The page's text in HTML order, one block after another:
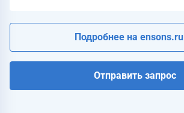
Подробнее на ensons.ru
Отправить запрос